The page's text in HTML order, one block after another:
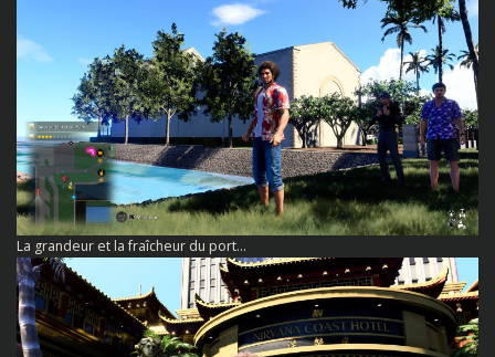
La grandeur et la fraîcheur du port…